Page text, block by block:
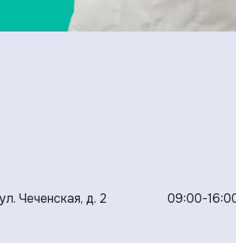
Чеченская, д. 2 09:00-